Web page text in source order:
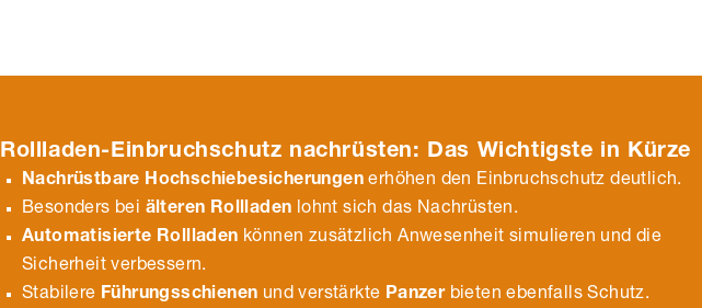
Rollladen-Einbruchschutz nachrüsten: Das Wichtigste in Kürze
Nachrüstbare Hochschiebesicherungenerhöhen den Einbruchschutz deutlich.
Besonders bei älteren Rollladen lohnt sich das Nachrüsten.
Automatisierte Rollladen können zusätzlich Anwesenheit simulieren und die
Sicherheit verbessern.
Stabilere Führungsschienen und verstärkte Panzerbieten ebenfalls Schutz.